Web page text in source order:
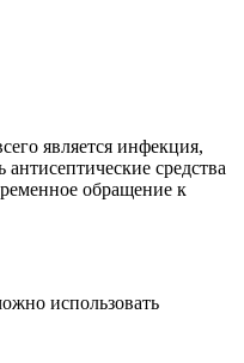
является инфекция,
средства
обращение к
использовать